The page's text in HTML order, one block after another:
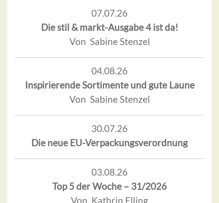
07.07.26
Die stil & markt-Ausgabe 4 ist da!
Von Sabine Stenzel
04.08.26
Inspirierende Sortimente und gute Laune
Von Sabine Stenzel
30.07.26
Die neue EU-Verpackungsverordnung
03.08.26
Top 5 der Woche – 31/2026
Von Kathrin Elling